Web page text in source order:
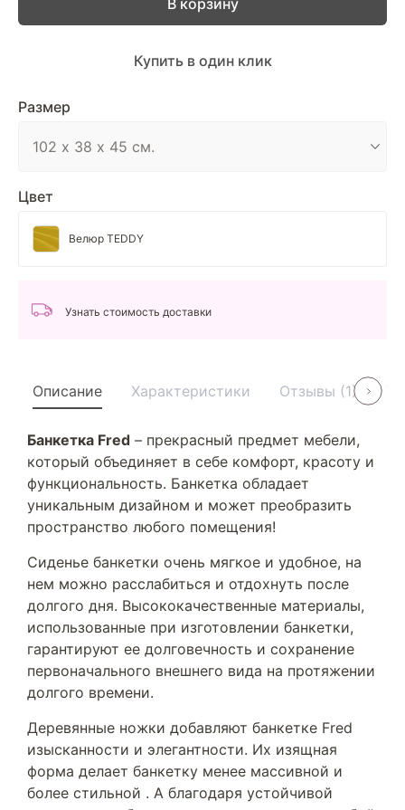
Размер
Цвет
Велюр TEDDY
В корзину
Купить в один клик
Узнать стоимость доставки
Описание Характеристики Отзывы (1)
Банкетка Fred – прекрасный предмет мебели,
который объединяет в себе комфорт, красоту и
функциональность. Банкетка обладает
уникальным дизайном и может преобразить
пространство любого помещения!
Сиденье банкетки очень мягкое и удобное, на
нем можно расслабиться и отдохнуть после
долгого дня. Высококачественные материалы,
использованные при изготовлении банкетки,
гарантируют ее долговечность и сохранение
первоначального внешнего вида на протяжении
долгого времени.
Деревянные ножки добавляют банкетке Fred
изысканности и элегантности. Их изящная
форма делает банкетку менее массивной и
более стильной . А благодаря устойчивой